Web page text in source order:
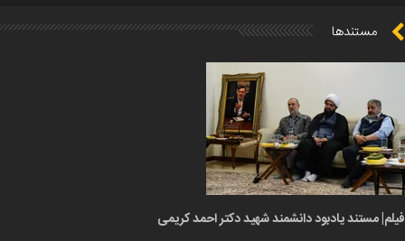
مستندها
فیلم| مستند یادبود دانشمند شهید دکتر احمد کریمی